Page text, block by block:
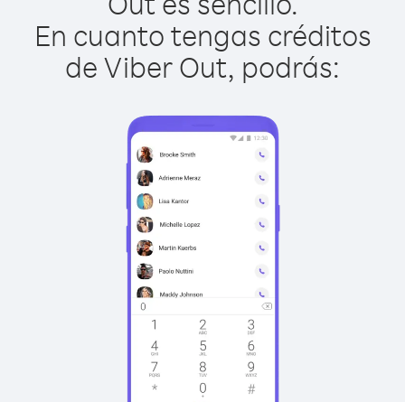
En cuanto tengas créditos
de Viber Out, podrás: